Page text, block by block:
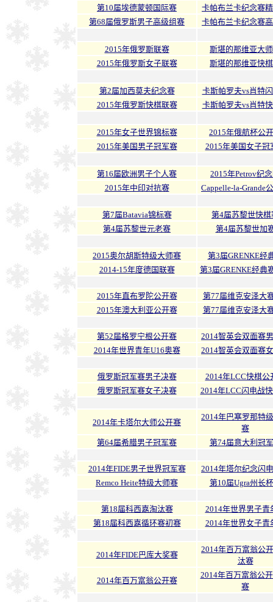
第10届埃德蒙顿国际赛
卡帕布兰卡纪念赛
第68届俄罗斯男子高级组赛
卡帕布兰卡纪念赛
2015年俄罗斯联赛
斯堪的那维亚大
2015年俄罗斯女子联赛
斯堪的那维亚快
第2届加西莫夫纪念赛
卡斯帕罗夫vs肖特
2015年俄罗斯快棋联赛
卡斯帕罗夫vs肖特
2015年女子世界锦标赛
2015年俄航杯公
2015年美国男子冠军赛
2015年美国女子冠
第16届欧洲男子个人赛
2015年Petrov纪
2015年中印对抗赛
Cappelle-la-Grande
第7届Batavia锦标赛
第4届苏黎世快棋
第4届苏黎世元老赛
第4届苏黎世加
2015奥尔胡斯特级大师赛
第3届GRENKE经
2014-15年度德国联赛
第3届GRENKE经典
2015年直布罗陀公开赛
第77届维克安泽大
2015年澳大利亚公开赛
第77届维克安泽大
第52届格罗宁根公开赛
2014智英会双面赛
2014年世界青年U16奥赛
2014智英会双面赛
俄罗斯冠军赛男子决赛
2014年LCC快棋公
俄罗斯冠军赛女子决赛
2014年LCC闪电战
2014年卡塔尔大师公开赛
2014年巴塞罗那特
赛
第64届希腊男子冠军赛
第74届意大利冠
2014年FIDE男子世界冠军赛
2014年塔尔纪念闪
Remco Heite特级大师赛
第10届Ugra州长
第18届科西嘉淘汰赛
2014年世界男子青
第18届科西嘉循环赛初赛
2014年世界女子青
2014年FIDE巴库大奖赛
2014年百万富翁公
汰赛
2014年百万富翁公开赛
2014年百万富翁公
赛